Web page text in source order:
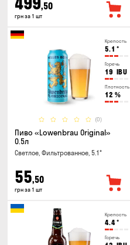
,50
грн за 1 шт
Крепость
5.1 °
Горечь
19 IBU
Плотность
12 %
(0)
Пиво «Lowenbrau Original»
0.5л
Светлое, Фильтрованное, 5.1°
55,50
грн за 1 шт
Крепость
4.4°
Горечь